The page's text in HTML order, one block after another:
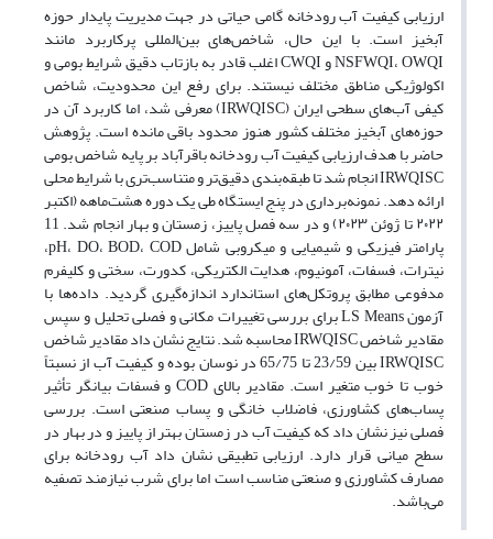
ارزیابی کیفیت آب رودخانه گامی حیاتی در جهت مدیریت پایدار حوزه
آبخیز است. با این حال، شاخص‌های بین‌المللی پرکاربرد مانند
NSFWQI، OWQI و CWQI اغلب قادر به بازتاب دقیق شرایط بومی و
اکولوژیکی مناطق مختلف نیستند. برای رفع این محدودیت، شاخص
کیفی آب‌های سطحی ایران (IRWQISC) معرفی شد، اما کاربرد آن در
حوزه‌های آبخیز مختلف کشور هنوز محدود باقی مانده است. پژوهش
حاضر با هدف ارزیابی کیفیت آب رودخانه باقرآباد بر پایه شاخص بومی
IRWQISC انجام شد تا طبقه‌بندی دقیق‌تر و متناسب‌تری با شرایط محلی
ارائه دهد. نمونه‌برداری در پنج ایستگاه طی یک دوره هشت‌ماهه (اکتبر
۲۰۲۲ تا ژوئن ۲۰۲۳) و در سه فصل پاییز، زمستان و بهار انجام شد. 11
پارامتر فیزیکی و شیمیایی و میکروبی شامل pH، DO، BOD، COD،
نیترات، فسفات، آمونیوم، هدایت الکتریکی، کدورت، سختی و کلیفرم
مدفوعی مطابق پروتکل‌های استاندارد اندازه‌گیری گردید. داده‌ها با
آزمون LS Means برای بررسی تغییرات مکانی و فصلی تحلیل و سپس
مقادیر شاخص IRWQISC محاسبه شد. نتایج نشان داد مقادیر شاخص
IRWQISC بین 23/59 تا 65/75 در نوسان بوده و کیفیت آب از نسبتاً
خوب تا خوب متغیر است. مقادیر بالای COD و فسفات بیانگر تأثیر
پساب‌های کشاورزی، فاضلاب خانگی و پساب صنعتی است. بررسی
فصلی نیز نشان داد که کیفیت آب در زمستان بهتر از پاییز و در بهار در
سطح میانی قرار دارد. ارزیابی تطبیقی نشان داد آب رودخانه برای
مصارف کشاورزی و صنعتی مناسب است اما برای شرب نیازمند تصفیه
می‌باشد.